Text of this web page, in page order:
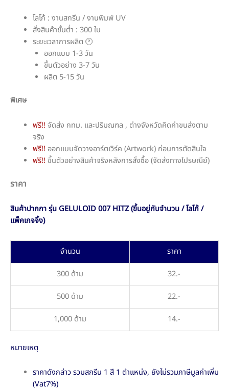
โลโก้ : งานสกรีน / งานพิมพ์ UV
สั่งสินค้าขั้นต่ำ : 300 ใบ
ระยะเวลาการผลิต 🕐
ออกแบบ 1-3 วัน
ขึ้นตัวอย่าง 3-7 วัน
ผลิต 5-15 วัน
พิเศษ
ฟรี!! จัดส่ง กทม. และปริมณฑล , ต่างจังหวัดคิดค่าขนส่งตาม
จริง
ฟรี!! ออกแบบจัดวางอาร์ตเวิร์ค (Artwork) ก่อนการตัดสินใจ
ฟรี!! ขึ้นตัวอย่างสินค้าจริงหลังการสั่งซื้อ (จัดส่งทางไปรษณีย์)
ราคา
สินค้าปากกา รุ่น GELULOID 007 HITZ (ขึ้นอยู่กับจำนวน / โลโก้ /
แพ็คเกจจิ้ง)
จำนวน
ราคา
300 ด้าม
32.-
500 ด้าม
22.-
1,000 ด้าม
14.-
หมายเหตุ
ราคาดังกล่าว รวมสกรีน 1 สี 1 ตำแหน่ง, ยังไม่รวมภาษีมูลค่าเพิ่ม
(Vat7%)